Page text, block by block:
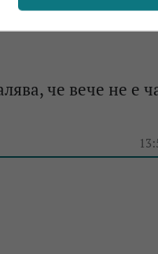
че вече не е